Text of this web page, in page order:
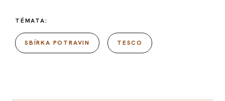
TÉMATA:
SBÍRKA POTRAVIN TESCO